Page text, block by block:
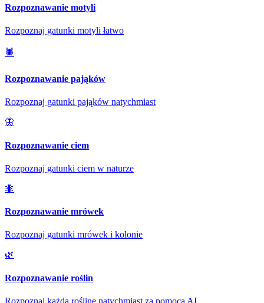
Rozpoznawanie motyli
Rozpoznaj gatunki motyli łatwo
🕷️
Rozpoznawanie pająków
Rozpoznaj gatunki pająków natychmiast
🦋
Rozpoznawanie ciem
Rozpoznaj gatunki ciem w naturze
🐜
Rozpoznawanie mrówek
Rozpoznaj gatunki mrówek i kolonie
🌿
Rozpoznawanie roślin
Rozpoznaj każdą roślinę natychmiast za pomocą AI